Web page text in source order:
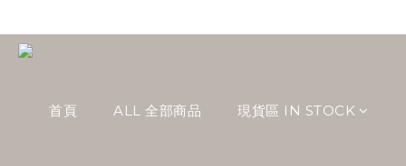
首頁 ALL 全部商品 現貨區 IN STOCK